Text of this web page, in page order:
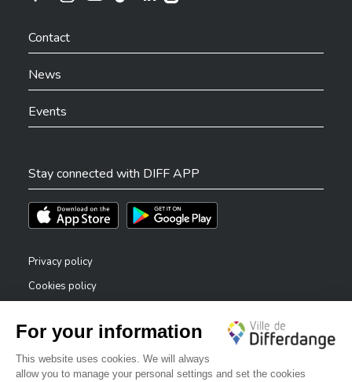
Ville de Differdange sur Instagram
Contact
News
Events
Stay connected with DIFF APP
Téléchargez l'app sur l'App StoreTéléchargez l'app sur Play Store
Privacy policy
Cookies policy
Accessibility statement
Reporting system — whistleblowers
✕
Bonjour, comment puis-je vous aider ?